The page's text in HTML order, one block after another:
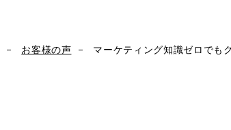
お客様の声 マーケティング知識ゼロでも